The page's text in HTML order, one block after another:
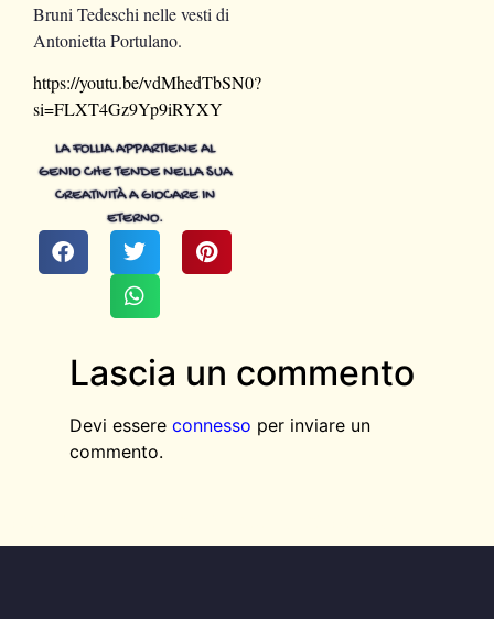
LA FOLLIA APPARTIENE AL
GENIO CHE TENDE NELLA SUA
CREATIVITÀ A GIOCARE IN
ETERNO.
Bruni Tedeschi nelle vesti di
Antonietta Portulano.
https://youtu.be/vdMhedTbSN0?
si=FLXT4Gz9Yp9iRYXY
Lascia un commento
Devi essere connesso per inviare un
commento.